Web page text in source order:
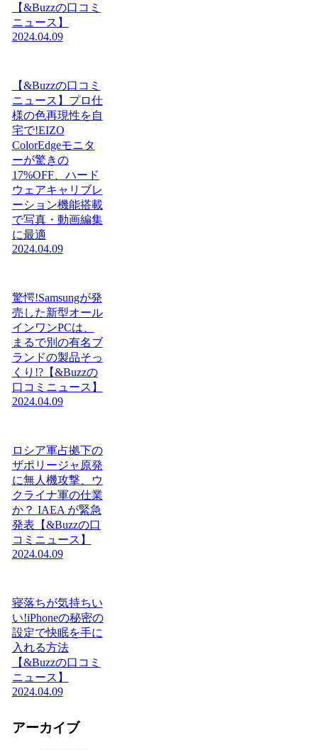
【&Buzzの口コミ
ニュース】
2024.04.09
【&Buzzの口コミ
ニュース】プロ仕
様の色再現性を自
宅で!EIZO
ColorEdgeモニタ
ーが驚きの
17%OFF、ハード
ウェアキャリブレ
ーション機能搭載
で写真・動画編集
に最適
2024.04.09
驚愕!Samsungが発
売した新型オール
インワンPCは、
まるで別の有名ブ
ランドの製品そっ
くり!?【&Buzzの
口コミニュース】
2024.04.09
ロシア軍占拠下の
ザポリージャ原発
に無人機攻撃、ウ
クライナ軍の仕業
か？ IAEA が緊急
発表【&Buzzの口
コミニュース】
2024.04.09
寝落ちが気持ちい
い!iPhoneの秘密の
設定で快眠を手に
入れる方法
【&Buzzの口コミ
ニュース】
2024.04.09
アーカイブ